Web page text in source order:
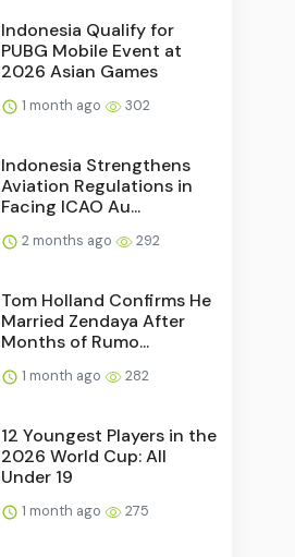
Indonesia Qualify for
PUBG Mobile Event at
2026 Asian Games
1 month ago 302
Indonesia Strengthens
Aviation Regulations in
Facing ICAO Au...
2 months ago 292
Tom Holland Confirms He
Married Zendaya After
Months of Rumo...
1 month ago 282
12 Youngest Players in the
2026 World Cup: All
Under 19
1 month ago 275